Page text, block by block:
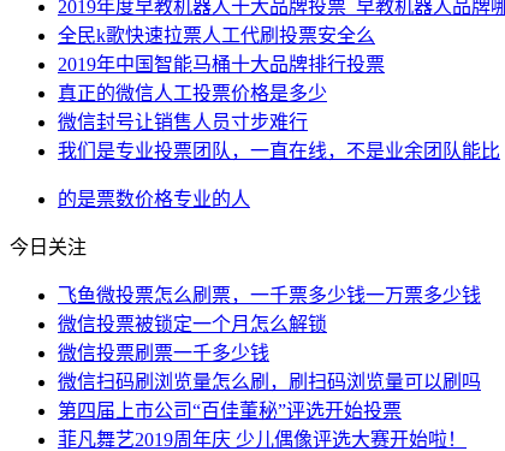
2019年度早教机器人十大品牌投票_早教机器人品牌
全民k歌快速拉票人工代刷投票安全么
2019年中国智能马桶十大品牌排行投票
真正的微信人工投票价格是多少
微信封号让销售人员寸步难行
我们是专业投票团队，一直在线，不是业余团队能比
的是票数价格专业的人
今日关注
飞鱼微投票怎么刷票，一千票多少钱一万票多少钱
微信投票被锁定一个月怎么解锁
微信投票刷票一千多少钱
微信扫码刷浏览量怎么刷，刷扫码浏览量可以刷吗
第四届上市公司“百佳董秘”评选开始投票
菲凡舞艺2019周年庆 少儿偶像评选大赛开始啦！